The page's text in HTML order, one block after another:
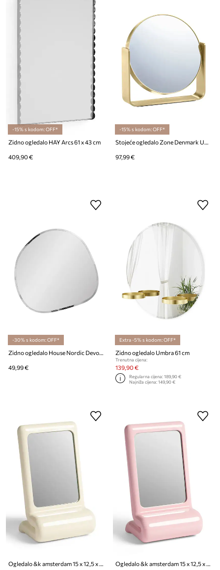
-15% s kodom: OFF*
Zidno ogledalo HAY Arcs 61 x 43 cm
409,90 €
-15% s kodom: OFF*
Stojeće ogledalo Zone Denmark Ume 19 x 19 cm
97,99 €
-30% s kodom: OFF*
Zidno ogledalo House Nordic Devonport 50 x 50 cm
49,99 €
Extra -5% s kodom: OFF*
Zidno ogledalo Umbra 61 cm
Trenutna cijena:
139,90 €
Regularna cijena:189,90 €
Najniža cijena:149,90 €